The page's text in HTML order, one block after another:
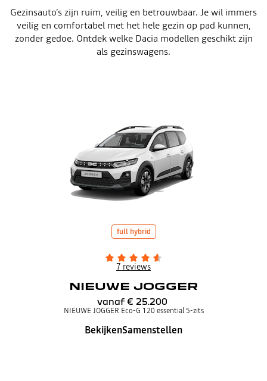
Gezinsauto’s zijn ruim, veilig en betrouwbaar. Je wil immers
veilig en comfortabel met het hele gezin op pad kunnen,
zonder gedoe. Ontdek welke Dacia modellen geschikt zijn
als gezinswagens.
full hybrid
7 reviews
NIEUWE JOGGER
vanaf € 25.200
NIEUWE JOGGER Eco-G 120 essential 5-zits
BekijkenSamenstellen